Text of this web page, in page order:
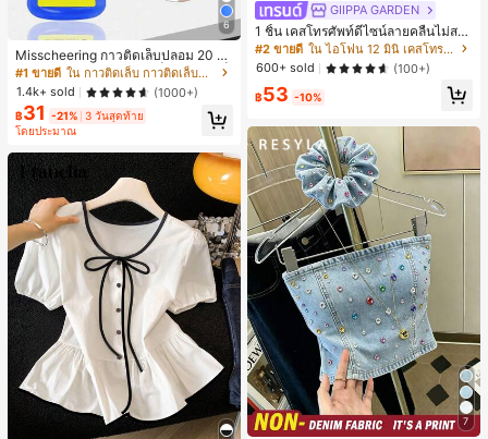
6
Misscheering กาวติดเล็บปลอม 20 กรั
ม แรงยึดสูง เจลสติกเกอร์เล็บนุ่ม แห้งเร็
ว เหมาะสำหรับผู้เริ่มต้นทำเล็บ ติดทนน
าน
#1 ขายดี
ใน กาวติดเล็บ กาวติดเล็บและสารยึดติด
1.4k+ sold
(1000+)
฿31 -21% 3 วันสุดท้าย
โดยประมาณ
GIIPPA GARDEN
1 ชิ้น เคสโทรศัพท์ดีไซน์ลายคลื่นไม่สม
มาตรสำหรับ Phone 17 Pro Max, เหม
าะสำหรับ Phone 16 Pro Max, 15 Pro
Max, 14 Pro Max, เคสโทรศัพท์สไตล์เ
กาหลีและน่าสนใจ, เข้ากันได้กับ 11/12/
13/14/15/16 Pro Max Plus, ดีไซน์หรู
ขวัญในอุดมคติสำหรับคริสต์มาส, วันว
าเลนไทน์, อีสเตอร์, ฤดูแต่งงานและวันเ
กิดสำหรับแฟนสาว
#2 ขายดี
ใน ไอโฟน 12 มินิ เคสโทรศัพท์แฟชั่น
600+ sold
(100+)
฿53 -10%
7